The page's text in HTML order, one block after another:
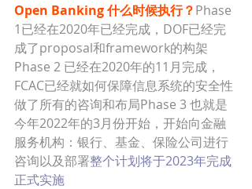
Open Banking 什么时候执行？Phase
1已经在2020年已经完成，DOF已经完
成了proposal和framework的构架
Phase 2 已经在2020年的11月完成，
FCAC已经就如何保障信息系统的安全性
做了所有的咨询和布局Phase 3 也就是
今年2022年的3月份开始，开始向金融
服务机构：银行、基金、保险公司进行
咨询以及部署整个计划将于2023年完成
正式实施